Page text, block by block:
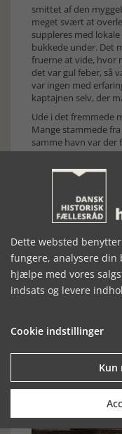
smittet af den
meget svært at
suppleres med
bukkede under. Det
fruerne at vide, hvor
det var gul feber, så
var ingen med
kaptajnen selv, der
Ude i det fremmede
Mange stammede
samme havn var der
nyt hjemmefra, og
Kaptajnen og hans
fruen syntes, de var
skibe. Der er i bogen
oplevelser. Som
Den blev smidt ud,
dog en anden
tilberedningen af
Dette websted
fungere, analysere din
hjælpe med vores
indsats og levere
Cookie indstillinger
Kun